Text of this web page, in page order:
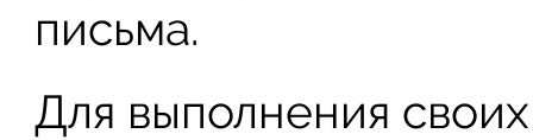
письма.
Для выполнения